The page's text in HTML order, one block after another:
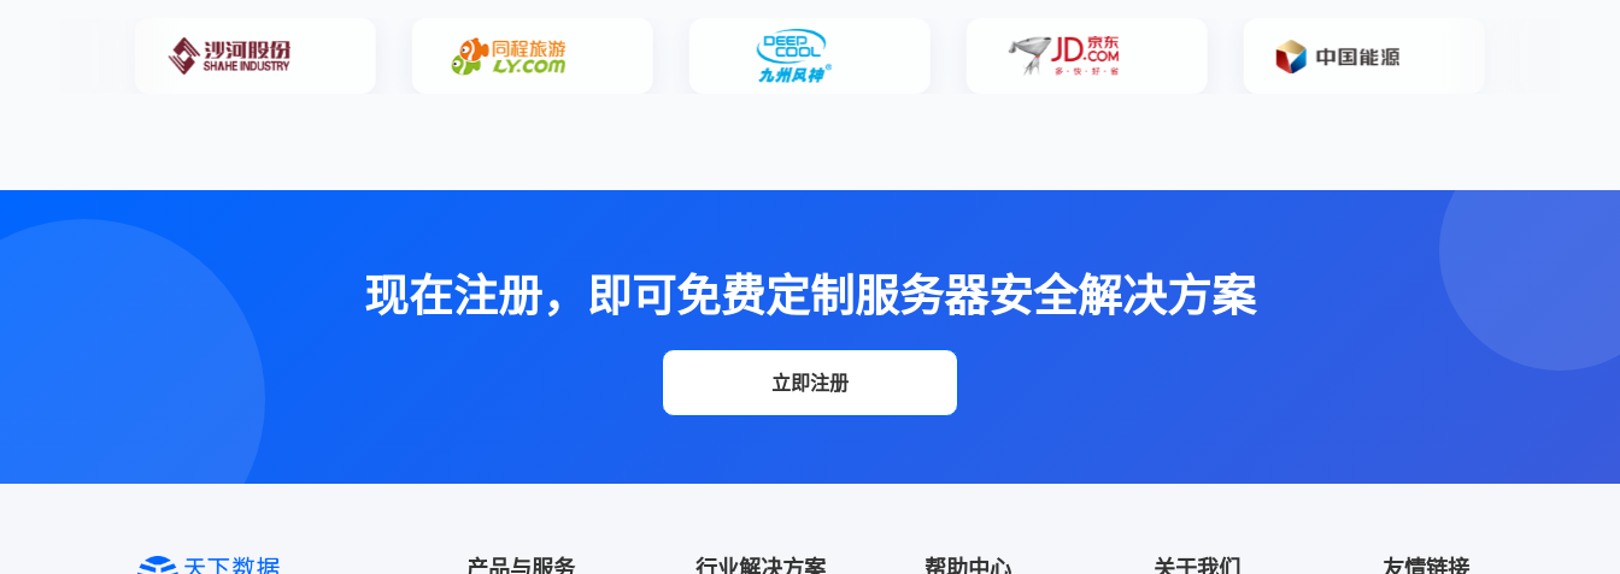
现在注册，即可免费定制服务器安全解决方案
立即注册